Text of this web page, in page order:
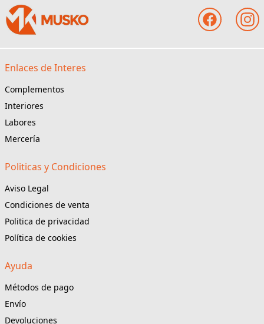
Enlaces de Interes
Complementos
Interiores
Labores
Mercería
Politicas y Condiciones
Aviso Legal
Condiciones de venta
Politica de privacidad
Política de cookies
Ayuda
Métodos de pago
Envío
Devoluciones